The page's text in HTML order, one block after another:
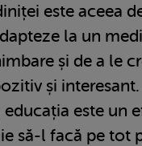
este aceea
la un
și de a le
și
este un
să-l facă pe tot